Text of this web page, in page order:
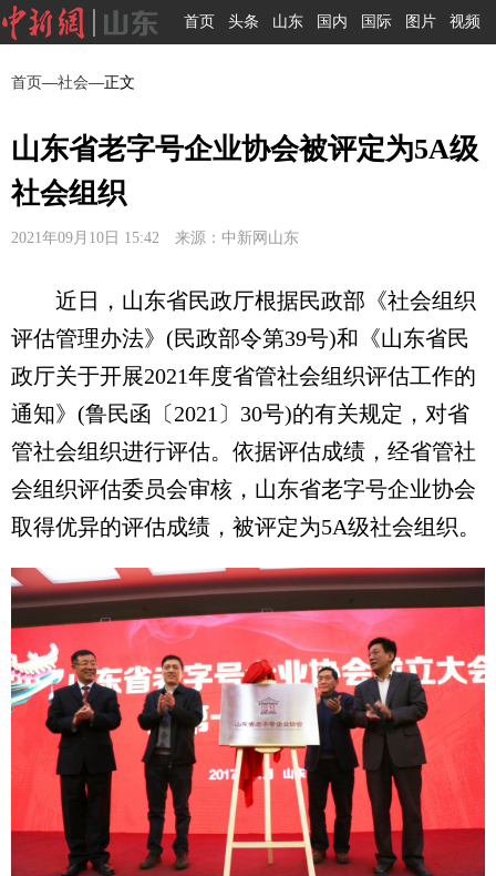
首页 头条 山东 国内 国际 图片 视频
首页—社会—正文
山东省老字号企业协会被评定为5A级
社会组织
2021年09月10日 15:42 来源：中新网山东
近日，山东省民政厅根据民政部《社会组织
评估管理办法》(民政部令第39号)和《山东省民
政厅关于开展2021年度省管社会组织评估工作的
通知》(鲁民函〔2021〕30号)的有关规定，对省
管社会组织进行评估。依据评估成绩，经省管社
会组织评估委员会审核，山东省老字号企业协会
取得优异的评估成绩，被评定为5A级社会组织。